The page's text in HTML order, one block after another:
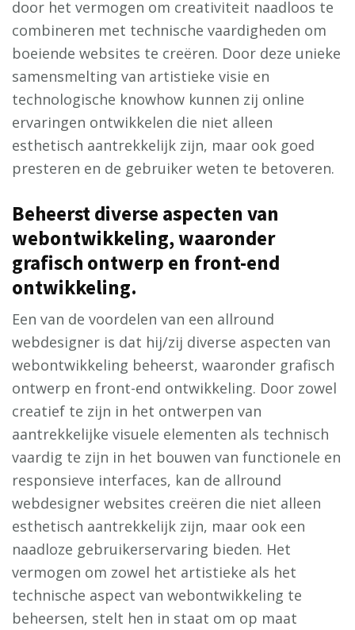
door het vermogen om creativiteit naadloos te
combineren met technische vaardigheden om
boeiende websites te creëren. Door deze unieke
samensmelting van artistieke visie en
technologische knowhow kunnen zij online
ervaringen ontwikkelen die niet alleen
esthetisch aantrekkelijk zijn, maar ook goed
presteren en de gebruiker weten te betoveren.
Beheerst diverse aspecten van
webontwikkeling, waaronder
grafisch ontwerp en front-end
ontwikkeling.
Een van de voordelen van een allround
webdesigner is dat hij/zij diverse aspecten van
webontwikkeling beheerst, waaronder grafisch
ontwerp en front-end ontwikkeling. Door zowel
creatief te zijn in het ontwerpen van
aantrekkelijke visuele elementen als technisch
vaardig te zijn in het bouwen van functionele en
responsieve interfaces, kan de allround
webdesigner websites creëren die niet alleen
esthetisch aantrekkelijk zijn, maar ook een
naadloze gebruikerservaring bieden. Het
vermogen om zowel het artistieke als het
technische aspect van webontwikkeling te
beheersen, stelt hen in staat om op maat